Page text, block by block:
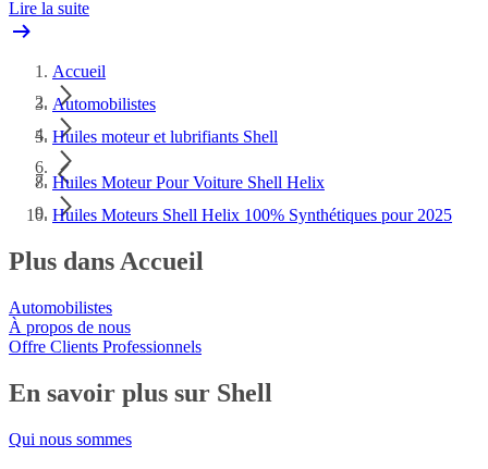
Lire la suite
Accueil
Automobilistes
Huiles moteur et lubrifiants Shell
Huiles Moteur Pour Voiture Shell Helix
Huiles Moteurs Shell Helix 100% Synthétiques pour 2025
Plus dans Accueil
Automobilistes
À propos de nous
Offre Clients Professionnels
En savoir plus sur Shell
Qui nous sommes